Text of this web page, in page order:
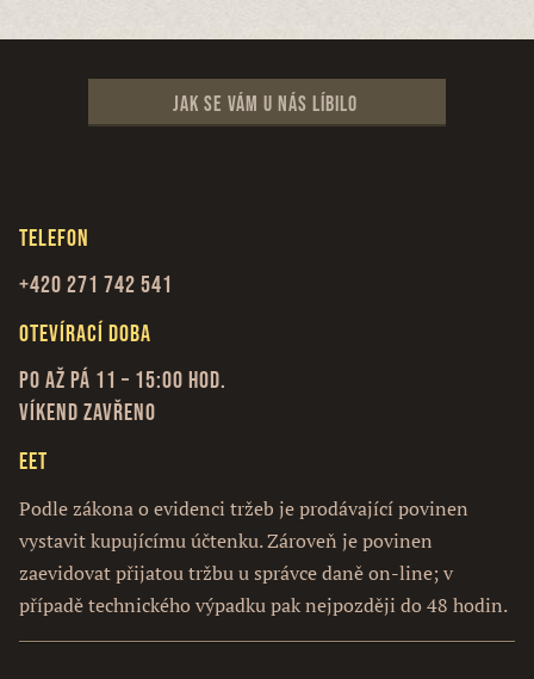
Jak se vám u nás líbilo
Telefon
+420 271 742 541
Otevírací doba
Po až Pá 11 – 15:00 hod.
Víkend zavřeno
EET
Podle zákona o evidenci tržeb je prodávající povinen
vystavit kupujícímu účtenku. Zároveň je povinen
zaevidovat přijatou tržbu u správce daně on-line; v
případě technického výpadku pak nejpozději do 48 hodin.